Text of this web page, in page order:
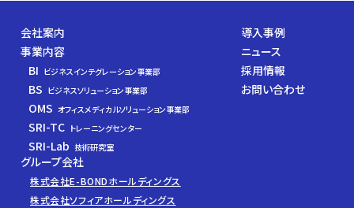
会社案内
事業内容
BI ビジネスインテグレーション事業部
BS ビジネスソリューション事業部
OMS オフィスメディカルソリューション事業部
SRI-TC トレーニングセンター
SRI-Lab 技術研究室
導入事例
ニュース
採用情報
お問い合わせ
グループ会社
株式会社E-BONDホールディングス
株式会社ソフィアホールディングス